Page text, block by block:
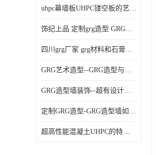
uhpc幕墙板UHPC镂空板的艺术：UHPC材质的革新力量
饰纪上品 定制grg造型 GRG吊材料特性与厚度
四川grg厂家 grg材料和石膏的区别
GRG艺术造型--GRG造型与会展中心装饰空间的**碰撞
GRG造型墙装饰--超有设计感的网红打卡餐厅GRG造型墙面
定制GRG造型-GRG造型墙如何上颜色
超高性能混凝土UHPC的特点和UHPC技术要求